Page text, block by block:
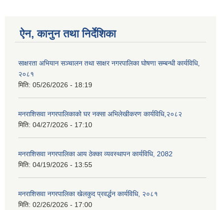
ऐन, कानुन तथा निर्देशिका
साक्षरता अभियान सञ्चालन तथा साक्षर नगरपालिका घोषणा सम्बन्धी कार्यविधि,
२०८१
मिति: 05/26/2026 - 18:19
मनराशिसवा नगरपालिकाको घर नक्सा अभिलेखीकरण कार्यविधि,२०८२
मिति: 04/27/2026 - 17:10
मनराशिसवा नगरपालिका आय ठेक्का व्यवस्थापन कार्यविधि, 2082
मिति: 04/19/2026 - 13:55
मनराशिसवा नगरपालिका खेलकुद प्रवर्द्धन कार्यविधि, २०८१
मिति: 02/26/2026 - 17:00